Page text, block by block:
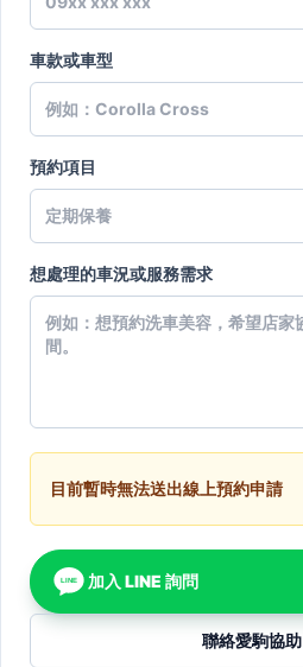
車款或車型
預約項目
想處理的車況或服務需求
目前暫時無法送出線上預約申請
LINE 加入 LINE 詢問
聯絡愛駒協助